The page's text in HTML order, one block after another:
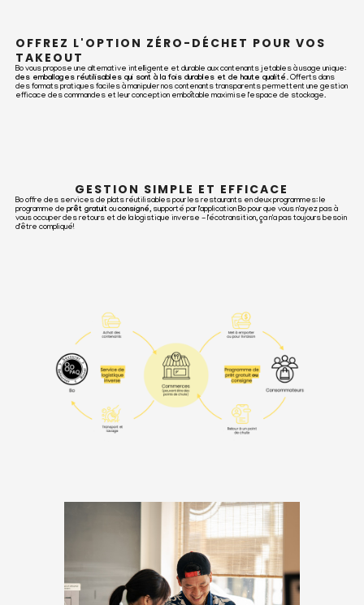
OFFREZ L'OPTION ZÉRO-DÉCHET POUR VOS
TAKEOUT
Bo vous propose une alternative intelligente et durable aux contenants jetables à usage unique:
des emballages réutilisables qui sont à la fois durables et de haute qualité.Offerts dans
des formats pratiques faciles à manipuler nos contenants transparents permettent une gestion
efficace des commandes et leur conception emboîtable maximise l'espace de stockage.
GESTION SIMPLE ET EFFICACE
Bo offre des services de plats réutilisables pour les restaurants en deux programmes: le
programme de prêt gratuitouconsigné, supporté par l'application Bo pour que vous n'ayez pas à
vous occuper des retours et de la logistique inverse - l'écotransition, ça n'a pas toujours besoin
d'être compliqué!